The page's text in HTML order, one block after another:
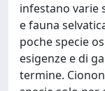
infestano varie
e fauna
poche specie
esigenze e di
termine.